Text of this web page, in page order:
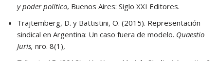
y poder político, Buenos Aires: Siglo XXI Editores.
Trajtemberg, D. y Battistini, O. (2015). Representación
sindical en Argentina: Un caso fuera de modelo. Quaestio
Juris, nro. 8(1),